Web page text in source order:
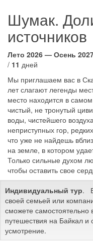
Шумак.
источников
Лето 2026 — Осень
/ 11 дней
Мы приглашаем вас в
лет слагают легенды
место находится в
чистый, не тронутый
воды, чистейшего
неприступных гор,
что уже не найдешь
на земле, в котором
Только сильные духом
чтобы оставить свое
Индивидуальный тур. В
своей семьей или
сможете
путешествия на Байкал и
усмотрение.